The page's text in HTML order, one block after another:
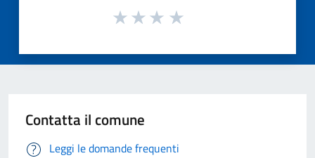
Contatta il comune
Leggi le domande frequenti